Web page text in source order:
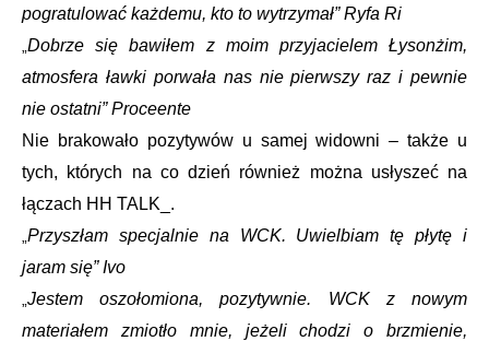
pogratulować każdemu, kto to wytrzymał” Ryfa Ri
Dobrze się bawiłem z moim przyjacielem Łysonżim,
atmosfera ławki porwała nas nie pierwszy raz i pewnie
nie ostatni” Proceente
Nie brakowało pozytywów u samej widowni – także u
tych, których na co dzień również można usłyszeć na
łączach HH TALK_.
Przyszłam specjalnie na WCK. Uwielbiam tę płytę i
jaram się” Ivo
Jestem oszołomiona, pozytywnie. WCK z nowym
materiałem zmiotło mnie, jeżeli chodzi o brzmienie,